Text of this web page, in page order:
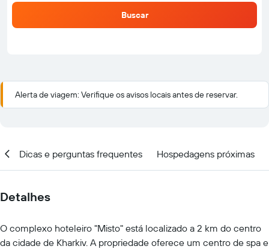
Buscar
Alerta de viagem: Verifique os avisos locais antes de reservar.
Dicas e perguntas frequentes Hospedagens próximas
Detalhes
O complexo hoteleiro "Misto" está localizado a 2 km do centro
da cidade de Kharkiv. A propriedade oferece um centro de spa e